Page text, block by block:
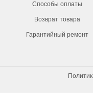
Способы оплаты
Возврат товара
Гарантийный ремонт